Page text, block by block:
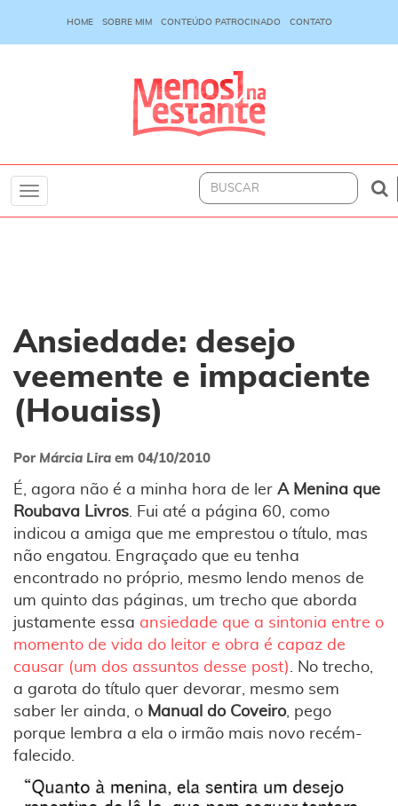
HOME SOBRE MIM CONTEÚDO PATROCINADO CONTATO
Toggle
Ansiedade: desejo
veemente e impaciente
(Houaiss)
Por Márcia Lira em 04/10/2010
É, agora não é a minha hora de ler A Menina que
Roubava Livros. Fui até a página 60, como
indicou a amiga que me emprestou o título, mas
não engatou. Engraçado que eu tenha
encontrado no próprio, mesmo lendo menos de
um quinto das páginas, um trecho que aborda
justamente essa ansiedade que a sintonia entre o
momento de vida do leitor e obra é capaz de
causar (um dos assuntos desse post). No trecho,
a garota do título quer devorar, mesmo sem
saber ler ainda, o Manual do Coveiro, pego
porque lembra a ela o irmão mais novo recém-
falecido.